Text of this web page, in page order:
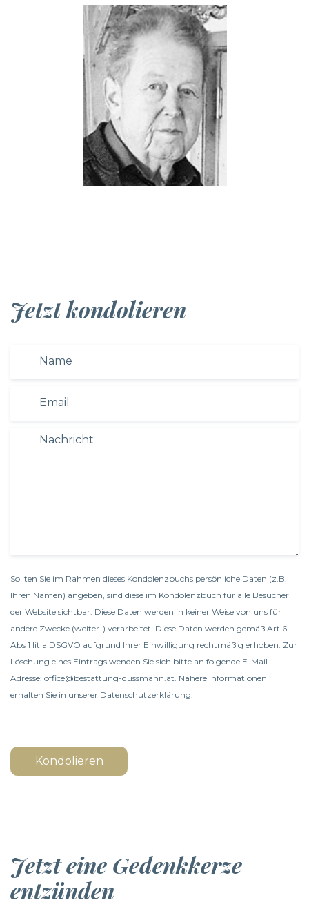
Jetzt kondolieren
Sollten Sie im Rahmen dieses Kondolenzbuchs persönliche Daten (z.B.
Ihren Namen) angeben, sind diese im Kondolenzbuch für alle Besucher
der Website sichtbar. Diese Daten werden in keiner Weise von uns für
andere Zwecke (weiter-) verarbeitet. Diese Daten werden gemäß Art 6
Abs 1 lit a DSGVO aufgrund Ihrer Einwilligung rechtmäßig erhoben. Zur
Löschung eines Eintrags wenden Sie sich bitte an folgende E-Mail-
Adresse: office@bestattung-dussmann.at. Nähere Informationen
erhalten Sie in unserer Datenschutzerklärung.
Kondolieren
Jetzt eine Gedenkkerze
entzünden